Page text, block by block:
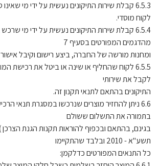
6.5.3 קבלת שירות התיקונים נעשית על ידי מי
לקוח מוסדי.
6.5.4 קבלת שירות התיקונים נעשית על ידי מי
מהדגמים המפורטים בסעיף 7
ומחנות מורשה של החברה, ביצע רישום וקיבל
6.5.5 לקוח שהחליף או שינה או ביטל את רכישת
לקבל את שירותי
התיקונים בהתאם לתנאי תקנון זה.
6.6 ניתן להחזיר מוצרים שנרכשו במסגרת תנאי
בתמורה את התשלום ששולם
בגינם, בהתאם ובכפוף להוראות תקנות הגנת
תשע"א - 2010 ובלבד שהתקיימו
כל התנאים המפורטים כדלקמן: